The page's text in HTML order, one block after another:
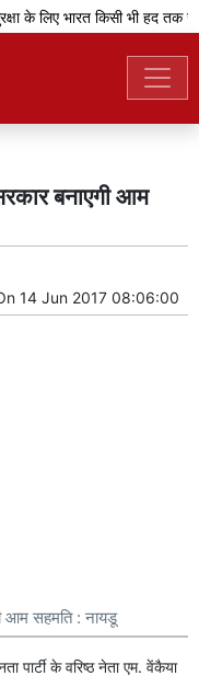
के लिए भारत किसी भी हद तक
बनाएगी आम
14 Jun 2017 08:06:00
आम सहमति : नायडू
पार्टी के वरिष्ठ नेता एम. वेंकैया